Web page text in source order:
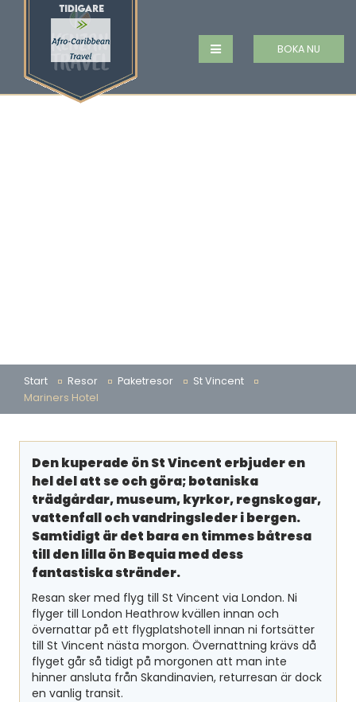
BOKA NU
Start Resor Paketresor
St Vincent
Mariners Hotel
Den kuperade ön St Vincent erbjuder en
hel del att se och göra; botaniska
trädgårdar, museum, kyrkor, regnskogar,
vattenfall och vandringsleder i bergen.
Samtidigt är det bara en timmes båtresa
till den lilla ön Bequia med dess
fantastiska stränder.
Resan sker med flyg till St Vincent via London. Ni
flyger till London Heathrow kvällen innan och
övernattar på ett flygplatshotell innan ni fortsätter
till St Vincent nästa morgon. Övernattning krävs då
flyget går så tidigt på morgonen att man inte
hinner ansluta från Skandinavien, returresan är dock
en vanlig transit.